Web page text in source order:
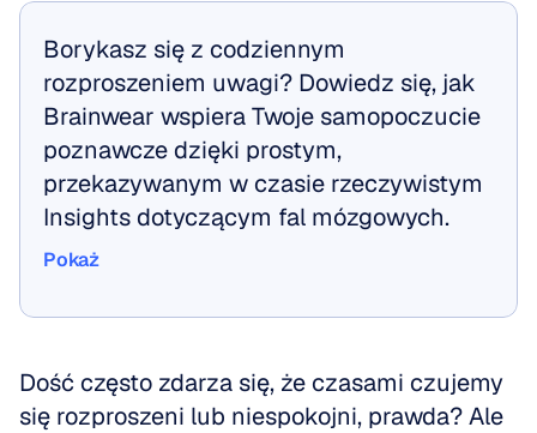
Borykasz się z codziennym
rozproszeniem uwagi? Dowiedz się, jak
Brainwear wspiera Twoje samopoczucie
poznawcze dzięki prostym,
przekazywanym w czasie rzeczywistym
Insights dotyczącym fal mózgowych.
Pokaż
Dość często zdarza się, że czasami czujemy
się rozproszeni lub niespokojni, prawda? Ale